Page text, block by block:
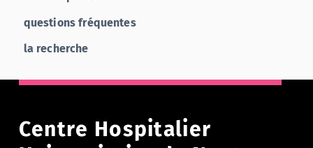
questions fréquentes
la recherche
Centre Hospitalier